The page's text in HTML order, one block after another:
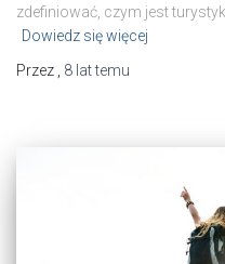
zdefiniować, czym jest
Dowiedz się więcej
Przez
8 lattemu